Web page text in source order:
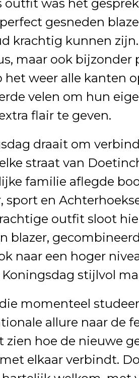
outfit was hét
gesneden
krachtig kunnen
maar ook bijzonder
het weer alle kanten
velen om hun
flair te geven.
draait om
straat van
familie aflegde
sport en
outfit sloot
blazer,
naar een hoger
stijlvol
momenteel
allure naar de
zien hoe de nieuwe
elkaar verbindt.